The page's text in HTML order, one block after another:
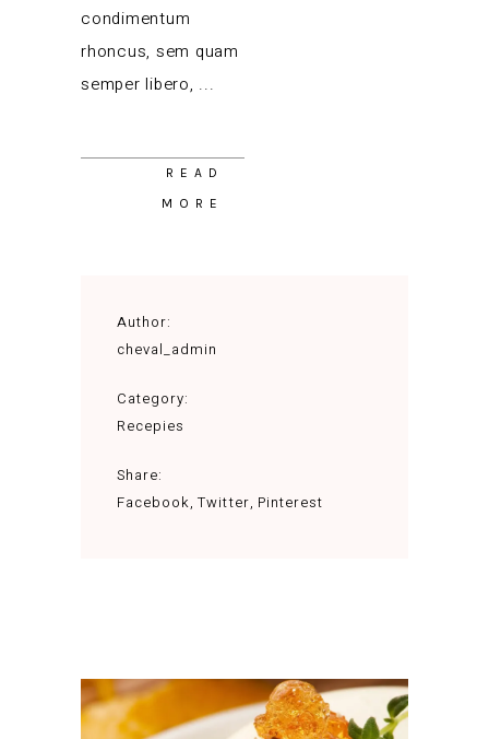
condimentum
rhoncus, sem quam
semper libero,
READ
MORE
Author:
cheval_admin
Category:
Recepies
Share:
Facebook Twitter Pinterest